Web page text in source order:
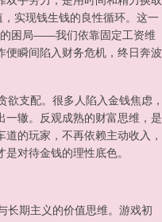
实现钱生钱的良性循环。这一
的困局——我们依靠固定工资维
便瞬间陷入财务危机，终日奔波
欲支配。很多人陷入金钱焦虑，
一辙。反观成熟的财富思维，是
的玩家，不再依赖主动收入，
是对待金钱的理性底色。
长期主义的价值思维。游戏初